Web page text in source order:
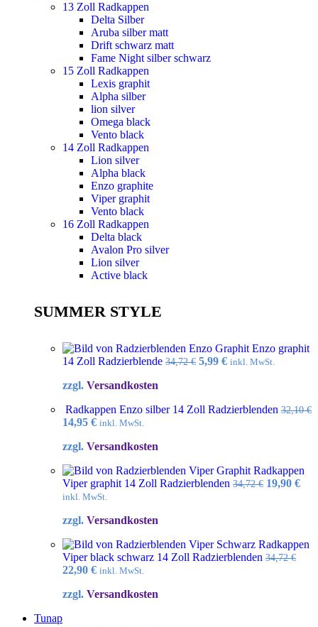
13 Zoll Radkappen
Delta Silber
Aruba silber matt
Drift schwarz matt
Fame Night silber schwarz
15 Zoll Radkappen
Lexis graphit
Alpha silber
lion silver
Omega black
Vento black
14 Zoll Radkappen
Lion silver
Alpha black
Enzo graphite
Viper graphit
Vento black
16 Zoll Radkappen
Delta black
Avalon Pro silver
Lion silver
Active black
SUMMER STYLE
Enzo graphit
14 Zoll Radzierblende 34,72€ Ursprünglicher
5,99 €Aktueller
inkl. MwSt.
zzgl. Versandkosten
Radkappen Enzo silber 14 Zoll Radzierblenden 32,10€
Ursprünglicher
war:
14,95 €Aktueller
ist:
inkl. MwSt.
zzgl. Versandkosten
Radkappen
Viper graphit 14 Zoll Radzierblenden 34,72€ 19,90 €
inkl. MwSt.
zzgl. Versandkosten
Radkappen
Viper black schwarz 14 Zoll Radzierblenden 34,72€
Ursprünglicher
war:
22,90 €Aktueller
ist:
inkl. MwSt.
zzgl. Versandkosten
Tunap